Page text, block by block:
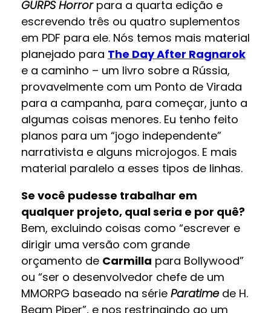
GURPS Horrorpara a quarta edição e
escrevendo três ou quatro suplementos
em PDF para ele. Nós temos mais material
planejado para The Day After Ragnarok
e a caminho – um livro sobre a Rússia,
provavelmente com um Ponto de Virada
para a campanha, para começar, junto a
algumas coisas menores. Eu tenho feito
planos para um “jogo independente”
narrativista e alguns microjogos. E mais
material paralelo a esses tipos de linhas.
Se você pudesse trabalhar em
qualquer projeto, qual seria e por quê?
Bem, excluindo coisas como “escrever e
dirigir uma versão com grande
orçamento de Carmilla para Bollywood”
ou “ser o desenvolvedor chefe de um
MMORPG baseado na série Paratimede H.
Beam Piper”, e nos restringindo ao um